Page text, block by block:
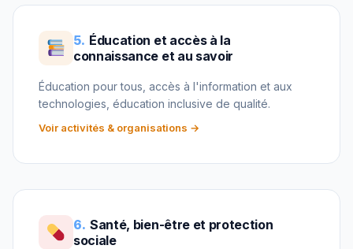
5. Éducation et accès à la
connaissance et au savoir
Éducation pour tous, accès à l'information et aux
technologies, éducation inclusive de qualité.
Voir activités & organisations →
6. Santé, bien-être et protection
sociale